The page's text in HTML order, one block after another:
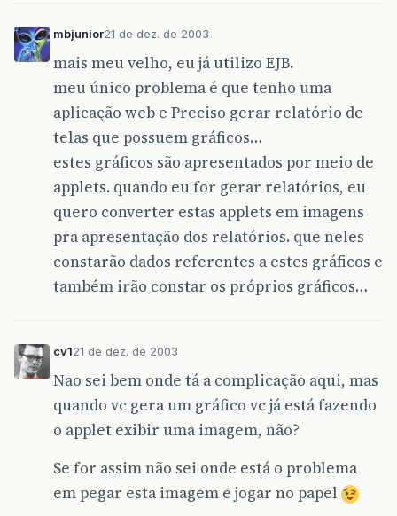
mbjunior21 de dez. de 2003
mais meu velho, eu já utilizo EJB.
meu único problema é que tenho uma
aplicação web e Preciso gerar relatório de
telas que possuem gráficos…
estes gráficos são apresentados por meio de
applets. quando eu for gerar relatórios, eu
quero converter estas applets em imagens
pra apresentação dos relatórios. que neles
constarão dados referentes a estes gráficos e
também irão constar os próprios gráficos…
cv121 de dez. de 2003
Nao sei bem onde tá a complicação aqui, mas
quando vc gera um gráfico vc já está fazendo
o applet exibir uma imagem, não?
Se for assim não sei onde está o problema
em pegar esta imagem e jogar no papel